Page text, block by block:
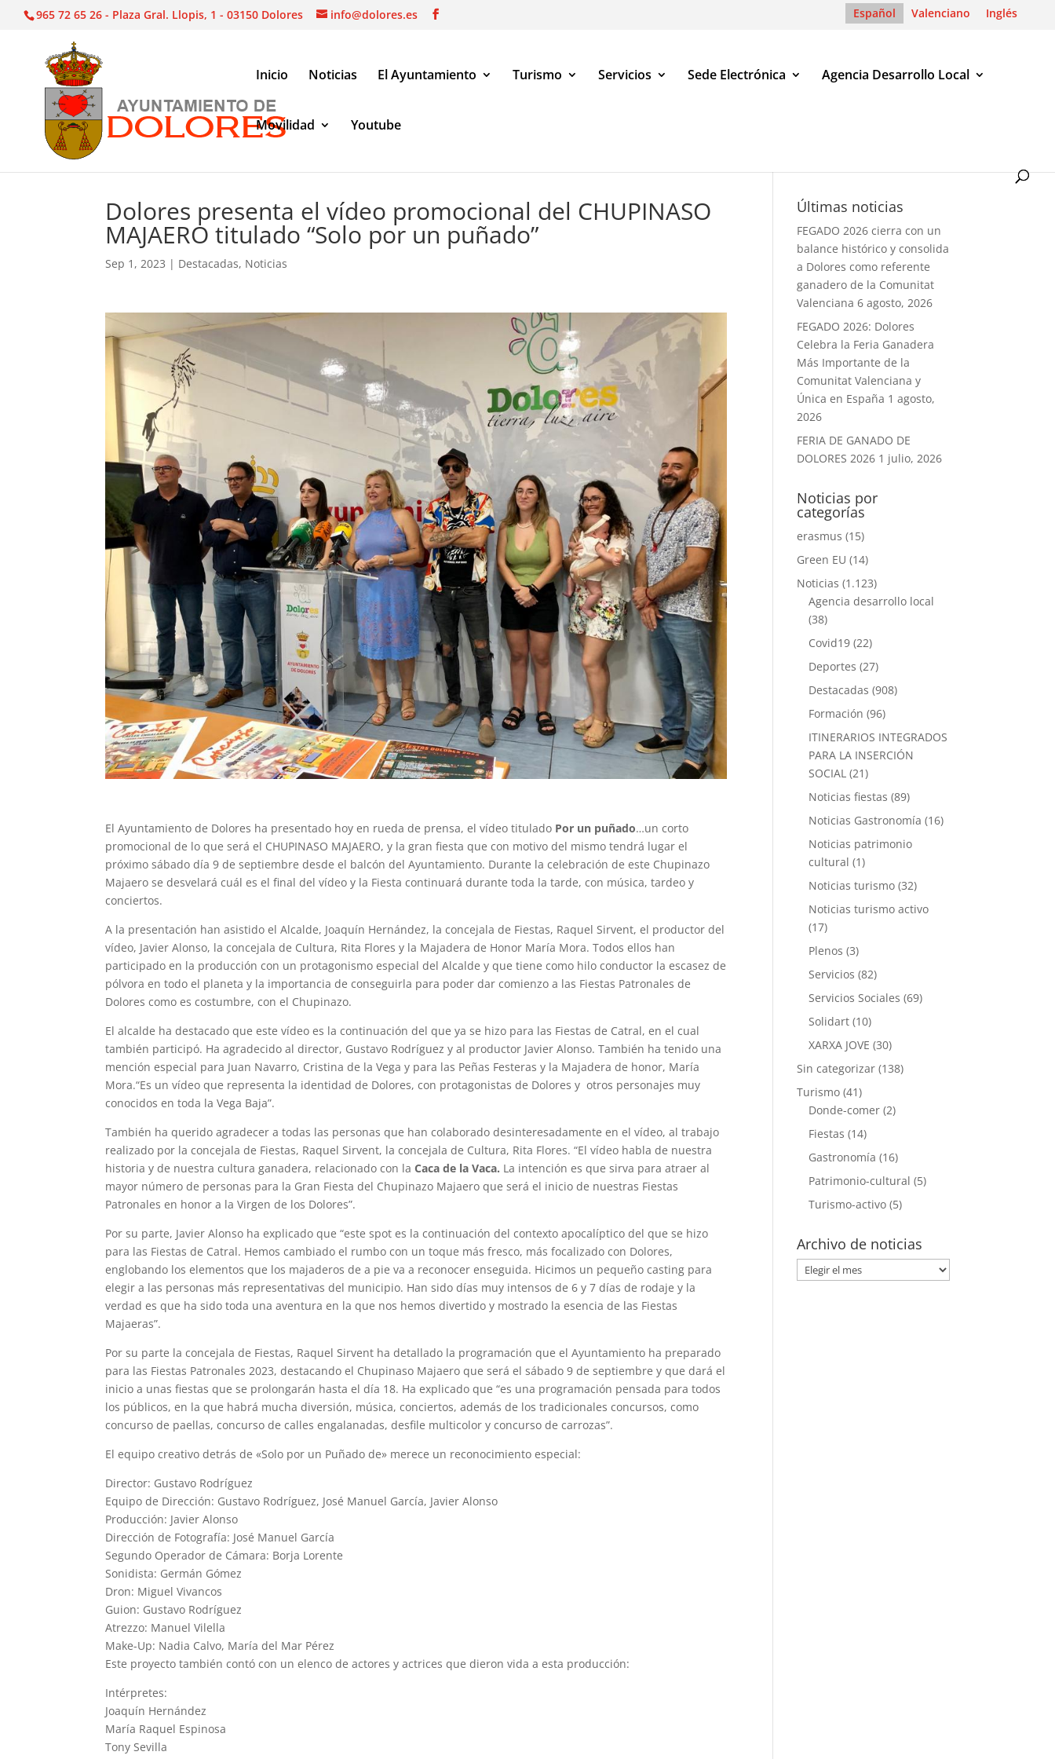
965 72 65 26 - Plaza Gral. Llopis, 1 - 03150 Dolores info@dolores.es Español Valenciano Inglés
Inicio Noticias El Ayuntamiento Turismo Servicios Sede Electrónica Agencia Desarrollo Local
Movilidad Youtube
Dolores presenta el vídeo promocional del CHUPINASO
MAJAERO titulado “Solo por un puñado”
Sep 1, 2023 | Destacadas, Noticias
El Ayuntamiento de Dolores ha presentado hoy en rueda de prensa, el vídeo titulado Por un puñado…un corto
promocional de lo que será el CHUPINASO MAJAERO, y la gran fiesta que con motivo del mismo tendrá lugar el
próximo sábado día 9 de septiembre desde el balcón del Ayuntamiento. Durante la celebración de este Chupinazo
Majaero se desvelará cuál es el final del vídeo y la Fiesta continuará durante toda la tarde, con música, tardeo y
conciertos.
A la presentación han asistido el Alcalde, Joaquín Hernández, la concejala de Fiestas, Raquel Sirvent, el productor del
vídeo, Javier Alonso, la concejala de Cultura, Rita Flores y la Majadera de Honor María Mora. Todos ellos han
participado en la producción con un protagonismo especial del Alcalde y que tiene como hilo conductor la escasez de
pólvora en todo el planeta y la importancia de conseguirla para poder dar comienzo a las Fiestas Patronales de
Dolores como es costumbre, con el Chupinazo.
El alcalde ha destacado que este vídeo es la continuación del que ya se hizo para las Fiestas de Catral, en el cual
también participó. Ha agradecido al director, Gustavo Rodríguez y al productor Javier Alonso. También ha tenido una
mención especial para Juan Navarro, Cristina de la Vega y para las Peñas Festeras y la Majadera de honor, María
Mora.“Es un vídeo que representa la identidad de Dolores, con protagonistas de Dolores y otros personajes muy
conocidos en toda la Vega Baja”.
También ha querido agradecer a todas las personas que han colaborado desinteresadamente en el vídeo, al trabajo
realizado por la concejala de Fiestas, Raquel Sirvent, la concejala de Cultura, Rita Flores. “El vídeo habla de nuestra
historia y de nuestra cultura ganadera, relacionado con la Caca de la Vaca. La intención es que sirva para atraer al
mayor número de personas para la Gran Fiesta del Chupinazo Majaero que será el inicio de nuestras Fiestas
Patronales en honor a la Virgen de los Dolores”.
Por su parte, Javier Alonso ha explicado que “este spot es la continuación del contexto apocalíptico del que se hizo
para las Fiestas de Catral. Hemos cambiado el rumbo con un toque más fresco, más focalizado con Dolores,
englobando los elementos que los majaderos de a pie va a reconocer enseguida. Hicimos un pequeño casting para
elegir a las personas más representativas del municipio. Han sido días muy intensos de 6 y 7 días de rodaje y la
verdad es que ha sido toda una aventura en la que nos hemos divertido y mostrado la esencia de las Fiestas
Majaeras”.
Por su parte la concejala de Fiestas, Raquel Sirvent ha detallado la programación que el Ayuntamiento ha preparado
para las Fiestas Patronales 2023, destacando el Chupinaso Majaero que será el sábado 9 de septiembre y que dará el
inicio a unas fiestas que se prolongarán hasta el día 18. Ha explicado que “es una programación pensada para todos
los públicos, en la que habrá mucha diversión, música, conciertos, además de los tradicionales concursos, como
concurso de paellas, concurso de calles engalanadas, desfile multicolor y concurso de carrozas”.
El equipo creativo detrás de «Solo por un Puñado de» merece un reconocimiento especial:
Director: Gustavo Rodríguez
Equipo de Dirección: Gustavo Rodríguez, José Manuel García, Javier Alonso
Producción: Javier Alonso
Dirección de Fotografía: José Manuel García
Segundo Operador de Cámara: Borja Lorente
Sonidista: Germán Gómez
Dron: Miguel Vivancos
Guion: Gustavo Rodríguez
Atrezzo: Manuel Vilella
Make-Up: Nadia Calvo, María del Mar Pérez
Este proyecto también contó con un elenco de actores y actrices que dieron vida a esta producción:
Intérpretes:
Joaquín Hernández
María Raquel Espinosa
Tony Sevilla
Últimas noticias
FEGADO 2026 cierra con un
balance histórico y consolida
a Dolores como referente
ganadero de la Comunitat
Valenciana 6 agosto, 2026
FEGADO 2026: Dolores
Celebra la Feria Ganadera
Más Importante de la
Comunitat Valenciana y
Única en España 1 agosto,
2026
FERIA DE GANADO DE
DOLORES 2026 1 julio, 2026
Noticias por
categorías
erasmus (15)
Green EU (14)
Noticias (1.123)
Agencia desarrollo local
(38)
Covid19 (22)
Deportes (27)
Destacadas (908)
Formación (96)
ITINERARIOS INTEGRADOS
PARA LA INSERCIÓN
SOCIAL (21)
Noticias fiestas (89)
Noticias Gastronomía (16)
Noticias patrimonio
cultural (1)
Noticias turismo (32)
Noticias turismo activo
(17)
Plenos (3)
Servicios (82)
Servicios Sociales (69)
Solidart (10)
XARXA JOVE (30)
Sin categorizar (138)
Turismo (41)
Donde-comer (2)
Fiestas (14)
Gastronomía (16)
Patrimonio-cultural (5)
Turismo-activo (5)
Archivo de noticias
Archivo
de